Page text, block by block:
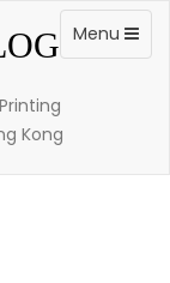
Kong
Toggle
navigation
Menu